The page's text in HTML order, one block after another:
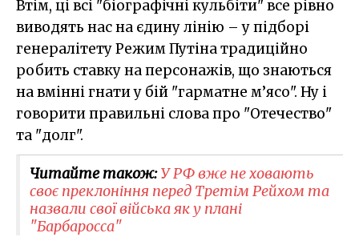
Втім, ці всі "біографічні кульбіти" все рівно
виводять нас на єдину лінію – у підборі
генералітету Режим Путіна традиційно
робить ставку на персонажів, що знаються
на вмінні гнати у бій "гарматне м’ясо". Ну і
говорити правильні слова про "Отечество"
та "долг".
Читайте також:У РФ вже не ховають
своє преклоніння перед Третім Рейхом та
назвали свої війська як у плані
"Барбаросса"